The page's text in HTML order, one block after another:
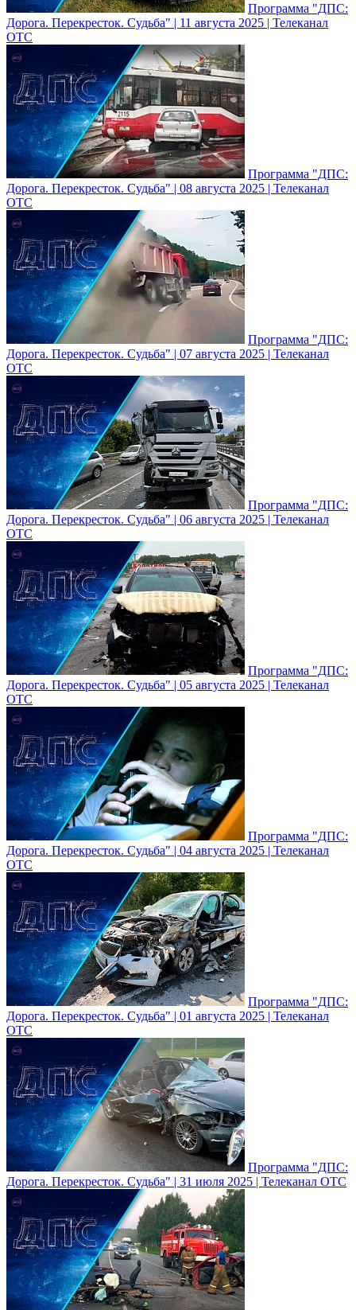
Программа "ДПС:
Дорога. Перекресток. Судьба" | 11 августа 2025 | Телеканал
ОТС
Программа "ДПС:
Дорога. Перекресток. Судьба" | 08 августа 2025 | Телеканал
ОТС
Программа "ДПС:
Дорога. Перекресток. Судьба" | 07 августа 2025 | Телеканал
ОТС
Программа "ДПС:
Дорога. Перекресток. Судьба" | 06 августа 2025 | Телеканал
ОТС
Программа "ДПС:
Дорога. Перекресток. Судьба" | 05 августа 2025 | Телеканал
ОТС
Программа "ДПС:
Дорога. Перекресток. Судьба" | 04 августа 2025 | Телеканал
ОТС
Программа "ДПС:
Дорога. Перекресток. Судьба" | 01 августа 2025 | Телеканал
ОТС
Программа "ДПС:
Дорога. Перекресток. Судьба" | 31 июля 2025 | Телеканал ОТС